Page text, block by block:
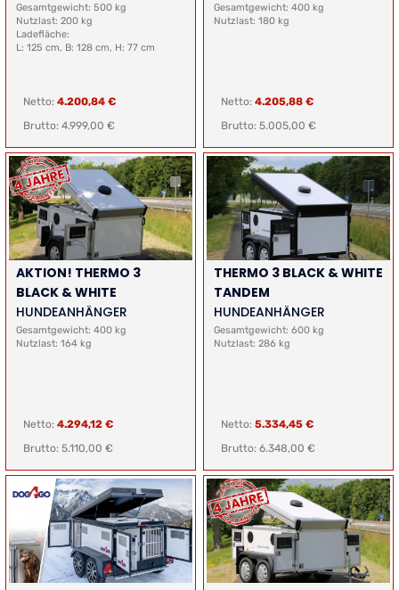
Gesamtgewicht: 500 kg
Nutzlast: 200 kg
Ladefläche:
L: 125 cm, B: 128 cm, H: 77 cm
Netto: 4.200,84 €
Brutto: 4.999,00 €
Gesamtgewicht: 400 kg
Nutzlast: 180 kg
Netto: 4.205,88 €
Brutto: 5.005,00 €
AKTION! THERMO 3
BLACK & WHITE
HUNDEANHÄNGER
Gesamtgewicht: 400 kg
Nutzlast: 164 kg
Netto: 4.294,12 €
Brutto: 5.110,00 €
THERMO 3 BLACK & WHITE
TANDEM
HUNDEANHÄNGER
Gesamtgewicht: 600 kg
Nutzlast: 286 kg
Netto: 5.334,45 €
Brutto: 6.348,00 €